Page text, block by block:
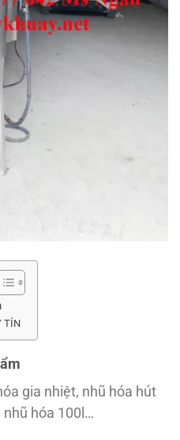
TÍN
gia nhiệt, nhũ hóa hút
nhũ hóa 100l…